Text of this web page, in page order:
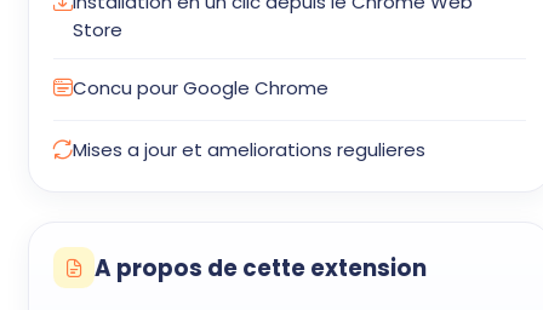
Store
Concu pour Google Chrome
Mises a jour et ameliorations regulieres
A propos de cette extension